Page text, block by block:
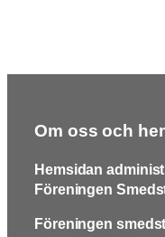
Om oss och
Hemsidan
Föreningen
Föreningen